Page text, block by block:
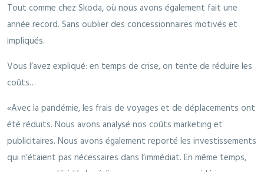
Tout comme chez Skoda, où nous avons également fait une
année record. Sans oublier des concessionnaires motivés et
impliqués.
Vous l’avez expliqué: en temps de crise, on tente de réduire les
coûts…
«Avec la pandémie, les frais de voyages et de déplacements ont
été réduits. Nous avons analysé nos coûts marketing et
publicitaires. Nous avons également reporté les investissements
qui n’étaient pas nécessaires dans l’immédiat. En même temps,